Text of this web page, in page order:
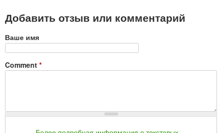
Добавить отзыв или комментарий
Ваше имя
Comment *